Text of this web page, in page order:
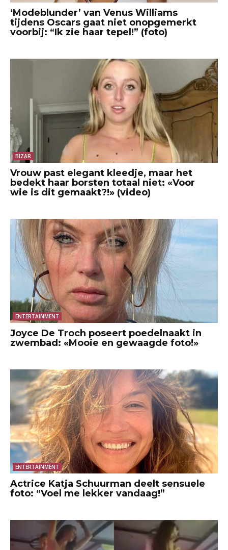
‘Modeblunder’ van Venus Williams
tijdens Oscars gaat niet onopgemerkt
voorbij: “Ik zie haar tepel!” (foto)
BIZAR
Vrouw past elegant kleedje, maar het
bedekt haar borsten totaal niet: «Voor
wie is dit gemaakt?!» (video)
ENTERTAINMENT
Joyce De Troch poseert poedelnaakt in
zwembad: «Mooie en gewaagde foto!»
ENTERTAINMENT
Actrice Katja Schuurman deelt sensuele
foto: “Voel me lekker vandaag!”